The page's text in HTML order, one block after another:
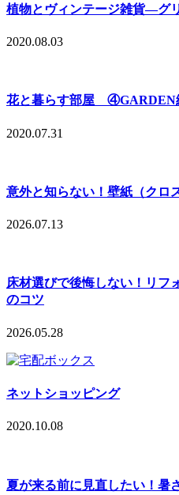
植物とヴィンテージ雑貨—グ
2020.08.03
花と暮らす部屋 ④GARDEN
2020.07.31
意外と知らない！壁紙（クロ
2026.07.13
床材選びで後悔しない！リフ
のコツ
2026.05.28
ネットショッピング
2020.10.08
夏が来る前に見直したい！暑